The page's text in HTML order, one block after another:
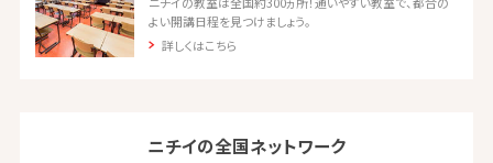
よい開講日程を見つけましょう。
詳しくはこちら
ニチイの全国ネットワーク